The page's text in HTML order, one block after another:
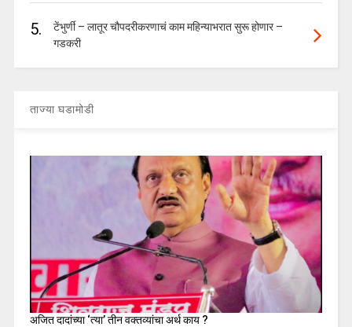
5.
टेंभुर्णी – लातूर चौपदरीकरणाचं काम महिन्याभरात सुरू होणार –
गडकरी
ताज्या घडामोडी
अजित दादांच्या ‘त्या’ तीन वक्तव्यांचा अर्थ काय ?